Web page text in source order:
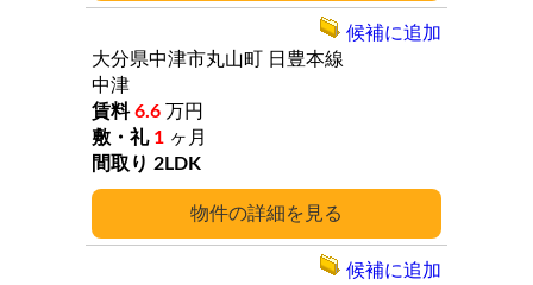
詳細
大分県中津市丸山町
日豊本線
中津
6.6 万円
1 ヶ月
2LDK
候補に追加
候補に追加